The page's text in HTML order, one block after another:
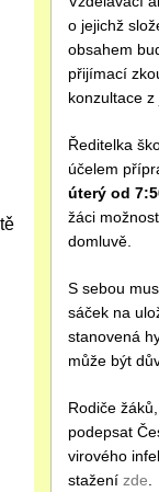
o jejichž
obsahem
přijímací
konzultace
Ředitelka
účelem
úterý od
žáci
domluvě.
S sebou
sáček na
stanovená
může být
Rodiče
podepsat
virového
stažení zde